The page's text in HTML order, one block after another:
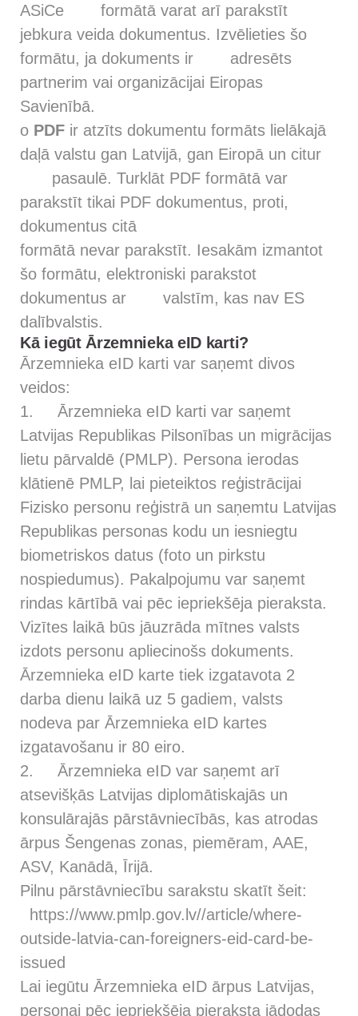
ASiCe formātā varat arī parakstīt
jebkura veida dokumentus. Izvēlieties šo
formātu, ja dokuments ir adresēts
partnerim vai organizācijai Eiropas
Savienībā.
o PDF ir atzīts dokumentu formāts lielākajā
daļā valstu gan Latvijā, gan Eiropā un citur
pasaulē. Turklāt PDF formātā var
parakstīt tikai PDF dokumentus, proti,
dokumentus citā
formātā nevar parakstīt. Iesakām izmantot
šo formātu, elektroniski parakstot
dokumentus ar valstīm, kas nav ES
dalībvalstis.
Kā iegūt Ārzemnieka eID karti?
Ārzemnieka eID karti var saņemt divos
veidos:
1. Ārzemnieka eID karti var saņemt
Latvijas Republikas Pilsonības un migrācijas
lietu pārvaldē (PMLP). Persona ierodas
klātienē PMLP, lai pieteiktos reģistrācijai
Fizisko personu reģistrā un saņemtu Latvijas
Republikas personas kodu un iesniegtu
biometriskos datus (foto un pirkstu
nospiedumus). Pakalpojumu var saņemt
rindas kārtībā vai pēc iepriekšēja pieraksta.
Vizītes laikā būs jāuzrāda mītnes valsts
izdots personu apliecinošs dokuments.
Ārzemnieka eID karte tiek izgatavota 2
darba dienu laikā uz 5 gadiem, valsts
nodeva par Ārzemnieka eID kartes
izgatavošanu ir 80 eiro.
2. Ārzemnieka eID var saņemt arī
atsevišķās Latvijas diplomātiskajās un
konsulārajās pārstāvniecībās, kas atrodas
ārpus Šengenas zonas, piemēram, AAE,
ASV, Kanādā, Īrijā.
Pilnu pārstāvniecību sarakstu skatīt šeit:
https://www.pmlp.gov.lv//article/where-
outside-latvia-can-foreigners-eid-card-be-
issued
Lai iegūtu Ārzemnieka eID ārpus Latvijas,
personai pēc iepriekšēja pieraksta jādodas